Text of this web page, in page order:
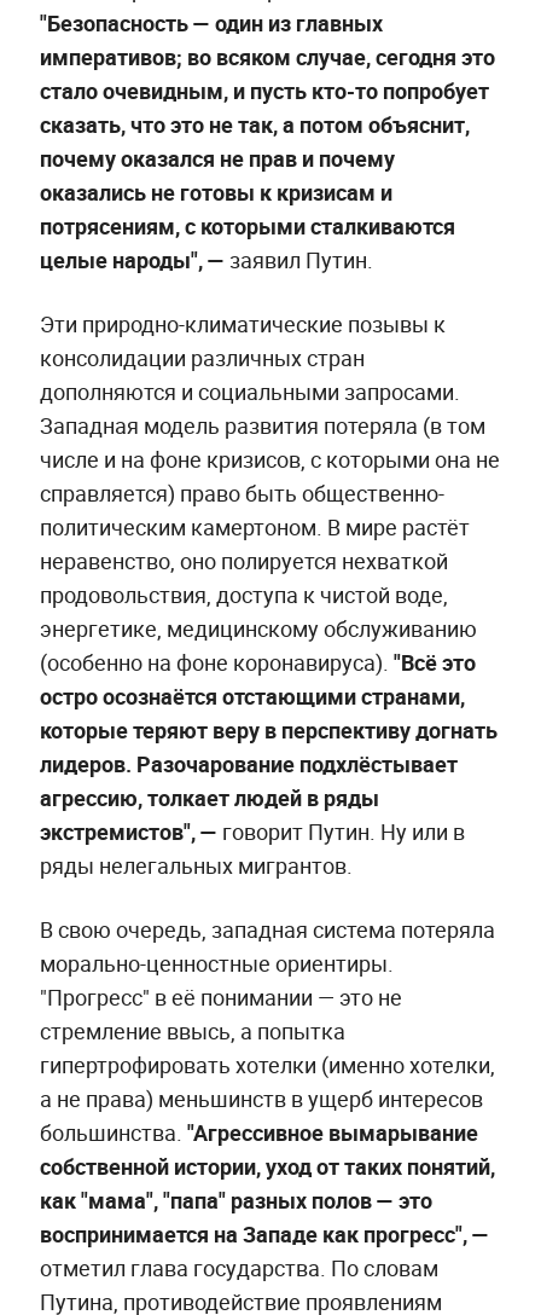
"Безопасность — один из главных
императивов; во всяком случае, сегодня это
стало очевидным, и пусть кто-то попробует
сказать, что это не так, а потом объяснит,
почему оказался не прав и почему
оказались не готовы к кризисам и
потрясениям, с которыми сталкиваются
целые народы", — заявил Путин.
Эти природно-климатические позывы к
консолидации различных стран
дополняются и социальными запросами.
Западная модель развития потеряла (в том
числе и на фоне кризисов, с которыми она не
справляется) право быть общественно-
политическим камертоном. В мире растёт
неравенство, оно полируется нехваткой
продовольствия, доступа к чистой воде,
энергетике, медицинскому обслуживанию
(особенно на фоне коронавируса). "Всё это
остро осознаётся отстающими странами,
которые теряют веру в перспективу догнать
лидеров. Разочарование подхлёстывает
агрессию, толкает людей в ряды
экстремистов", — говорит Путин. Ну или в
ряды нелегальных мигрантов.
В свою очередь, западная система потеряла
морально-ценностные ориентиры.
"Прогресс" в её понимании — это не
стремление ввысь, а попытка
гипертрофировать хотелки (именно хотелки,
а не права) меньшинств в ущерб интересов
большинства. "Агрессивное вымарывание
собственной истории, уход от таких понятий,
как "мама", "папа" разных полов — это
воспринимается на Западе как прогресс", —
отметил глава государства. По словам
Путина, противодействие проявлениям